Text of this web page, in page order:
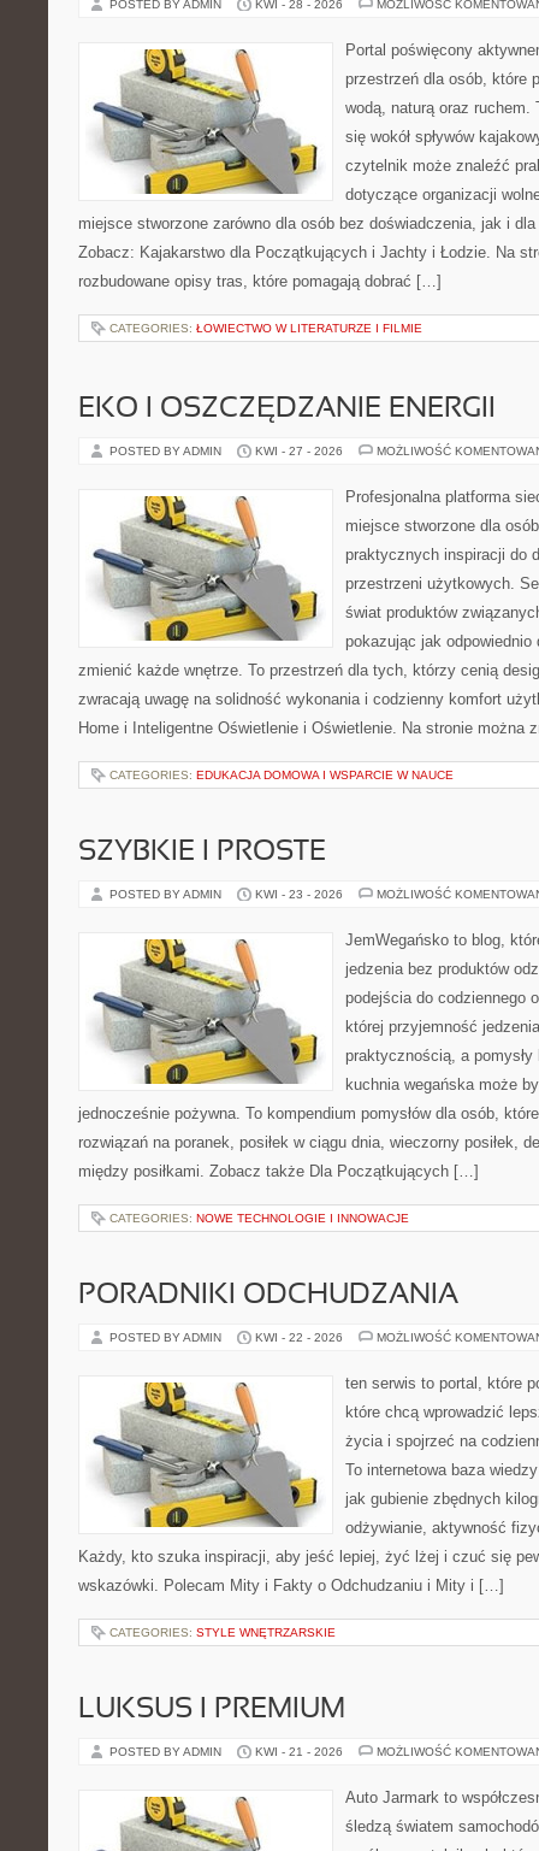
POSTED BY ADMIN KWI - 28 - 2026 MOŻLIWOŚĆ
Portal poświęcony
przestrzeń dla osób, które
wodą, naturą oraz ruchem.
się wokół spływów
czytelnik może znaleźć
dotyczące organizacji
miejsce stworzone zarówno dla osób bez doświadczenia, jak i
Zobacz: Kajakarstwo dla Początkujących i Jachty i Łodzie. Na
rozbudowane opisy tras, które pomagają dobrać […]
CATEGORIES: ŁOWIECTWO W LITERATURZE I FILMIE
EKO I OSZCZĘDZANIE ENERGII
POSTED BY ADMIN KWI - 27 - 2026 MOŻLIWOŚĆ
Profesjonalna platforma
miejsce stworzone dla
praktycznych inspiracji do
przestrzeni użytkowych.
świat produktów
pokazując jak odpowiednio
zmienić każde wnętrze. To przestrzeń dla tych, którzy cenią
zwracają uwagę na solidność wykonania i codzienny komfort
Home i Inteligentne Oświetlenie i Oświetlenie. Na stronie
CATEGORIES: EDUKACJA DOMOWA I WSPARCIE W NAUCE
SZYBKIE I PROSTE
POSTED BY ADMIN KWI - 23 - 2026 MOŻLIWOŚĆ
JemWegańsko to blog,
jedzenia bez produktów
podejścia do codziennego
której przyjemność
praktycznością, a
kuchnia wegańska może
jednocześnie pożywna. To kompendium pomysłów dla osób,
rozwiązań na poranek, posiłek w ciągu dnia, wieczorny posiłek,
między posiłkami. Zobacz także Dla Początkujących […]
CATEGORIES: NOWE TECHNOLOGIE I INNOWACJE
PORADNIKI ODCHUDZANIA
POSTED BY ADMIN KWI - 22 - 2026 MOŻLIWOŚĆ
ten serwis to portal, które
które chcą wprowadzić
życia i spojrzeć na
To internetowa baza
jak gubienie zbędnych
odżywianie, aktywność
Każdy, kto szuka inspiracji, aby jeść lepiej, żyć lżej i czuć się
wskazówki. Polecam Mity i Fakty o Odchudzaniu i Mity i […]
CATEGORIES: STYLE WNĘTRZARSKIE
LUKSUS I PREMIUM
POSTED BY ADMIN KWI - 21 - 2026 MOŻLIWOŚĆ
Auto Jarmark to
śledzą światem